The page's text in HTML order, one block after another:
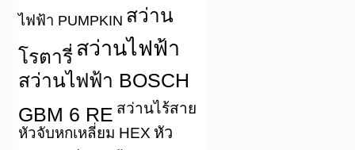
ไฟฟ้า PUMPKIN สว่าน
โรตารี่ สว่านไฟฟ้า
สว่านไฟฟ้า BOSCH
GBM 6 RE สว่านไร้สาย
หัวจับหกเหลี่ยม HEX หัว